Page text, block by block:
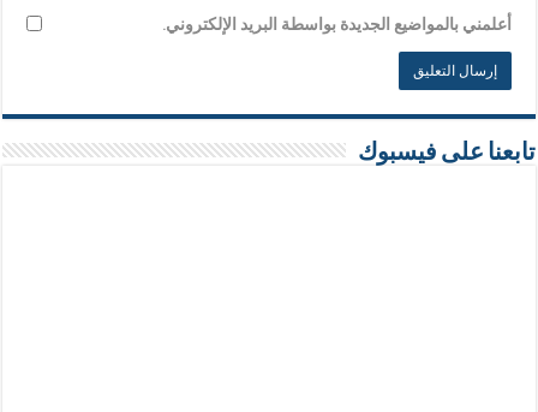
أعلمني بالمواضيع الجديدة بواسطة البريد الإلكتروني.
تابعنا على فيسبوك